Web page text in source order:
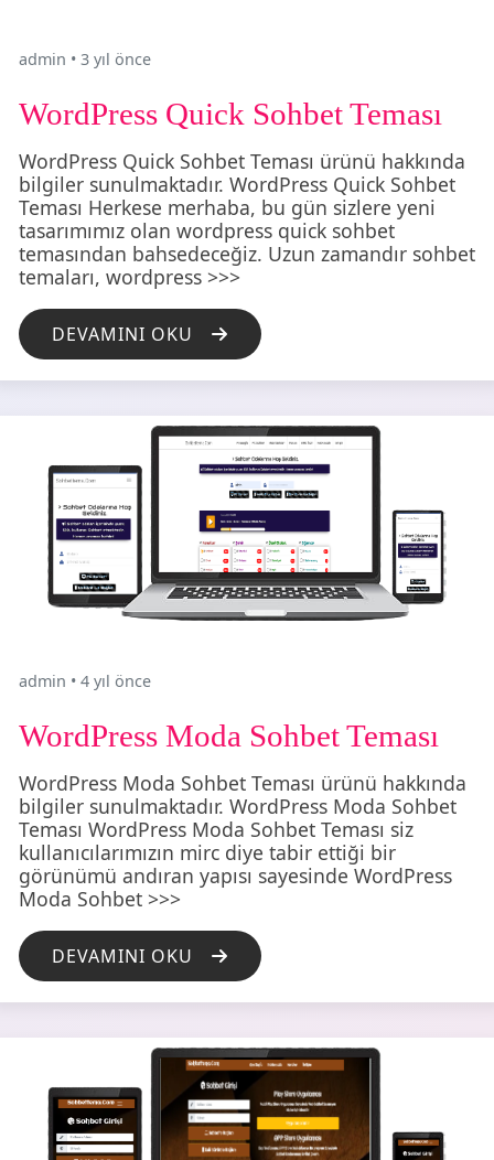
admin • 3 yıl önce
WordPress Quick Sohbet Teması
WordPress Quick Sohbet Teması ürünü hakkında
bilgiler sunulmaktadır. WordPress Quick Sohbet
Teması Herkese merhaba, bu gün sizlere yeni
tasarımımız olan wordpress quick sohbet
temasından bahsedeceğiz. Uzun zamandır sohbet
temaları, wordpress >>>
DEVAMINI OKU
admin • 4 yıl önce
WordPress Moda Sohbet Teması
WordPress Moda Sohbet Teması ürünü hakkında
bilgiler sunulmaktadır. WordPress Moda Sohbet
Teması WordPress Moda Sohbet Teması siz
kullanıcılarımızın mirc diye tabir ettiği bir
görünümü andıran yapısı sayesinde WordPress
Moda Sohbet >>>
DEVAMINI OKU